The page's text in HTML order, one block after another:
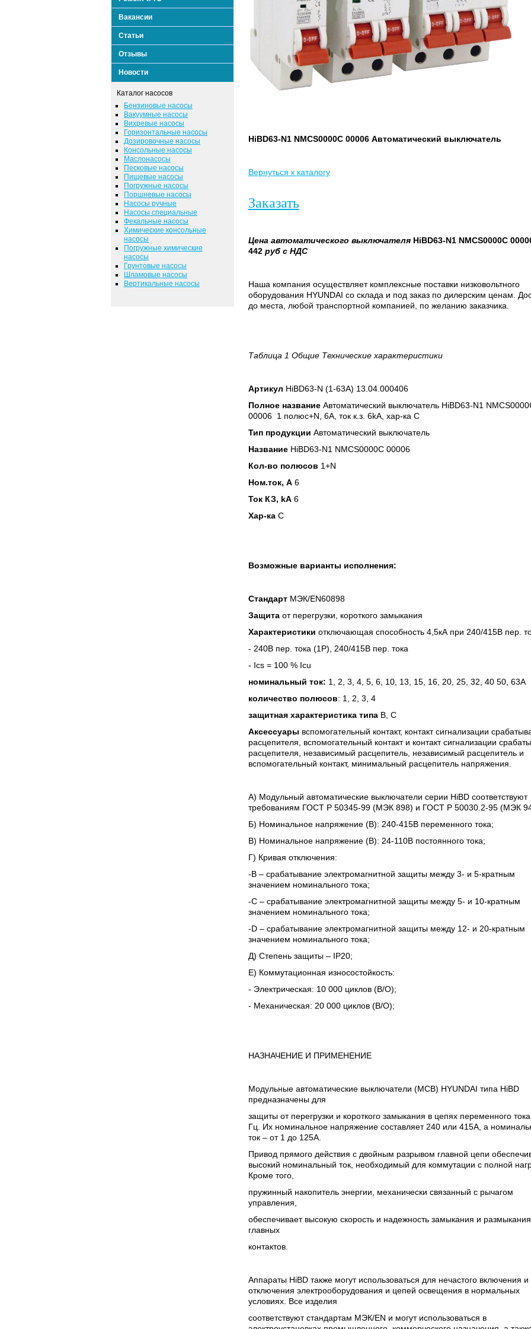
Вакансии
Статьи
Отзывы
Новости
Каталог насосов
Бензиновые насосы
Вакуумные насосы
Вихревые насосы
Горизонтальные насосы
Дозировочные насосы
Консольные насосы
Маслонасосы
Песковые насосы
Пищевые насосы
Погружные насосы
Поршневые насосы
Насосы ручные
Насосы специальные
Фекальные насосы
Химические консольные
насосы
Погружные химические
насосы
Грунтовые насосы
Шламовые насосы
Вертикальные насосы
HiBD63-N1 NMCS0000С 00006 Автоматический выключатель
Вернуться к каталогу
Заказать
Цена автоматического выключателя HiBD63-N1 NMCS0000С
442 руб с НДС
Наша компания осуществляет комплексные поставки низковольтного
оборудования HYUNDAI со склада и под заказ по дилерским ценам.
до места, любой транспортной компанией, по желанию заказчика.
Таблица 1 Общие Технические характеристики
Артикул HiBD63-N (1-63A) 13.04.000406
Полное название Автоматический выключатель HiBD63-N1
00006 1 полюс+N, 6А, ток к.з. 6kA, хар-ка C
Тип продукции Автоматический выключатель
Название HiBD63-N1 NMCS0000С 00006
Кол-во полюсов 1+N
Ном.ток, А 6
Ток КЗ, kA 6
Хар-ка C
Возможные варианты исполнения:
Стандарт МЭК/EN60898
Защита от перегрузки, короткого замыкания
Характеристики отключающая способность 4,5кА при 240/415В пер.
- 240В пер. тока (1P), 240/415В пер. тока
- Ics = 100 % Icu
номинальный ток: 1, 2, 3, 4, 5, 6, 10, 13, 15, 16, 20, 25, 32, 40 50, 63A
количество полюсов: 1, 2, 3, 4
защитная характеристика типа B, C
Аксессуары вспомогательный контакт, контакт сигнализации
расцепителя, вспомогательный контакт и контакт сигнализации
расцепителя, независимый расцепитель, независимый расцепитель и
вспомогательный контакт, минимальный расцепитель напряжения.
А) Модульный автоматические выключатели серии HiBD соответствуют
требованиям ГОСТ Р 50345-99 (МЭК 898) и ГОСТ Р 50030.2-95 (МЭК
Б) Номинальное напряжение (В): 240-415В переменного тока;
В) Номинальное напряжение (В): 24-110В постоянного тока;
Г) Кривая отключения:
-В – срабатывание электромагнитной защиты между 3- и 5-кратным
значением номинального тока;
-С – срабатывание электромагнитной защиты между 5- и 10-кратным
значением номинального тока;
-D – срабатывание электромагнитной защиты между 12- и 20-кратным
значением номинального тока;
Д) Степень защиты – IP20;
Е) Коммутационная износостойкость:
- Электрическая: 10 000 циклов (В/О);
- Механическая: 20 000 циклов (В/О);
НАЗНАЧЕНИЕ И ПРИМЕНЕНИЕ
Модульные автоматические выключатели (МСВ) HYUNDAI типа HiBD
предназначены для
защиты от перегрузки и короткого замыкания в цепях переменного
Гц. Их номинальное напряжение составляет 240 или 415А, а
ток – от 1 до 125А.
Привод прямого действия с двойным разрывом главной цепи
высокий номинальный ток, необходимый для коммутации с полной
Кроме того,
пружинный накопитель энергии, механически связанный с рычагом
управления,
обеспечивает высокую скорость и надежность замыкания и размыкания
главных
контактов.
Аппараты HiBD также могут использоваться для нечастого включения и
отключения электрооборудования и цепей освещения в нормальных
условиях. Все изделия
соответствуют стандартам МЭК/EN и могут использоваться в